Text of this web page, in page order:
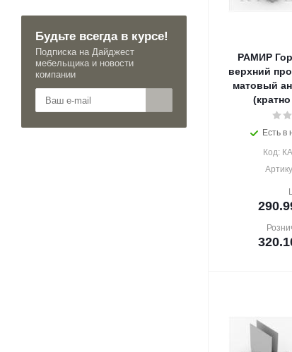
РАМИР
верхний
матовый
Есть в
Код:
Будьте всегда в курсе!
Подписка на Дайджест
мебельщика и новости
компании